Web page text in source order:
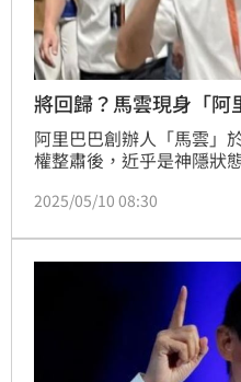
將回歸？馬雲現身「阿
阿里巴巴創辦人「馬雲」
權整肅後，近乎是神隱狀
辦的民營企業座談會，馬
此，有中國媒體求證馬雲
晚間馬雲現身阿里總部「
2025/05/10 08:30